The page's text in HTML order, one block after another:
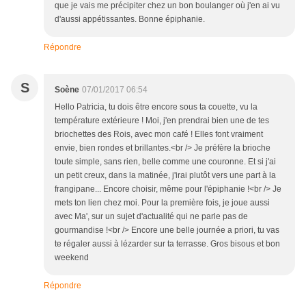
que je vais me précipiter chez un bon boulanger où j'en ai vu
d'aussi appétissantes. Bonne épiphanie.
Répondre
S Soène 07/01/2017 06:54
Hello Patricia, tu dois être encore sous ta couette, vu la
température extérieure ! Moi, j'en prendrai bien une de tes
briochettes des Rois, avec mon café ! Elles font vraiment
envie, bien rondes et brillantes.<br /> Je préfère la brioche
toute simple, sans rien, belle comme une couronne. Et si j'ai
un petit creux, dans la matinée, j'irai plutôt vers une part à la
frangipane... Encore choisir, même pour l'épiphanie !<br /> Je
mets ton lien chez moi. Pour la première fois, je joue aussi
avec Ma', sur un sujet d'actualité qui ne parle pas de
gourmandise !<br /> Encore une belle journée a priori, tu vas
te régaler aussi à lézarder sur ta terrasse. Gros bisous et bon
weekend
Répondre